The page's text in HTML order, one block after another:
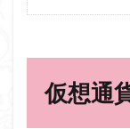
仮想通